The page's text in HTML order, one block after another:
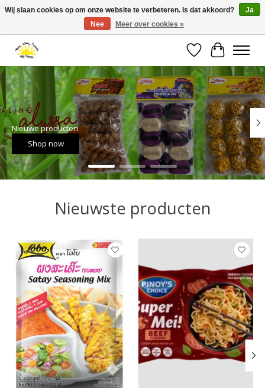
Large selection of products and fast shipping!
Verlanglijst
Hero slideshow items
Nieuwe producten
Shop now
Nieuwste producten
Items van productcarrousel
Wij slaan cookies op om onze website te verbeteren. Is dat akkoord?
Ja
Nee
Meer over cookies »